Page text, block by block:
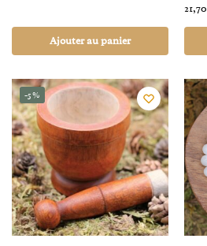
Ajouter au panier
21,70
-5%